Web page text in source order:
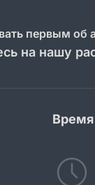
первым об
на нашу